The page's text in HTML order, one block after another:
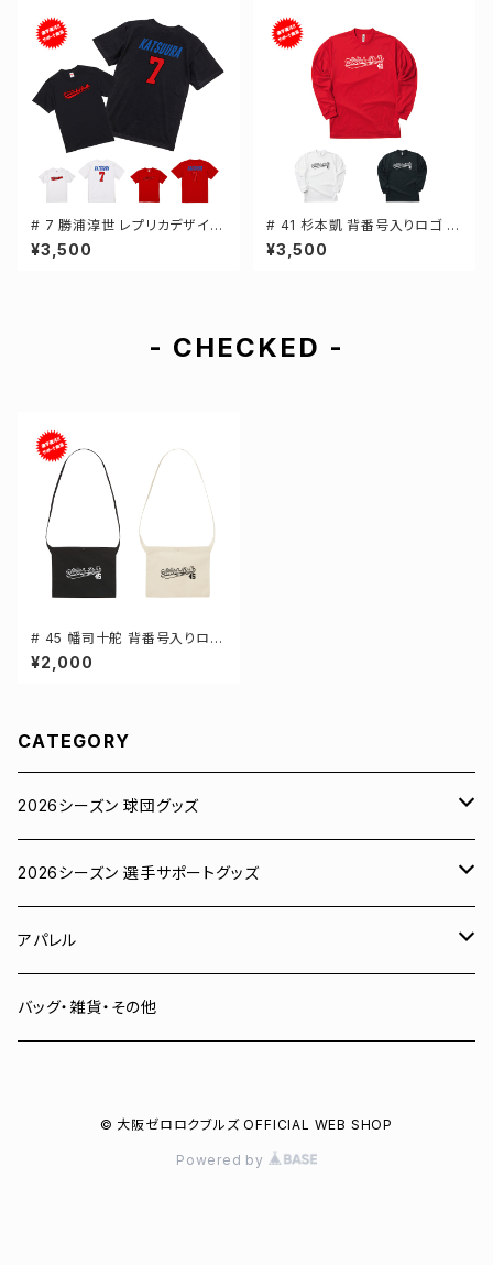
# 7 勝浦淳世 レプリカデザイン
3カラー 選手還元 半袖Tシャツ
S-XXXLサイズ 500101
¥3,500
# 41 杉本凱 背番号入りロゴ ド
ライTシャツ 長袖 選手還元 3カ
ラー S-5Lサイズ 000304
¥3,500
- CHECKED -
# 45 幡司十舵 背番号入りロゴ
キャンバスサコッシュ 選手還元
2カラー 001461
¥2,000
CATEGORY
2026シーズン 球団グッズ
ユニフォーム
Tシャツ
スウェット
2026シーズン 選手サポートグッズ
# 00 蓮
# 0 岡田竜汰
アパレル
スウェット・パーカー
バッグ・雑貨・その他
© 大阪ゼロロクブルズ OFFICIAL WEB SHOP
Powered by